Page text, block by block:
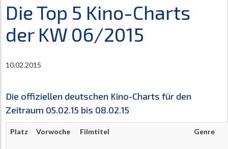
Die Top 5 Kino-Charts
der KW 06/2015
10.02.2015
Die offiziellen deutschen Kino-Charts für den
Zeitraum 05.02.15 bis 08.02.15
Platz Vorwoche Filmtitel Genre